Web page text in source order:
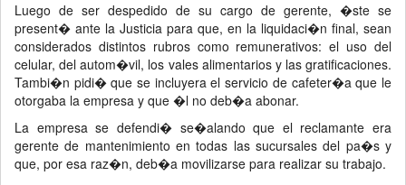
Luego de ser despedido de su cargo de gerente, �ste se
present� ante la Justicia para que, en la liquidaci�n final, sean
considerados distintos rubros como remunerativos: el uso del
celular, del autom�vil, los vales alimentarios y las gratificaciones.
Tambi�n pidi� que se incluyera el servicio de cafeter�a que le
otorgaba la empresa y que �l no deb�a abonar.
La empresa se defendi� se�alando que el reclamante era
gerente de mantenimiento en todas las sucursales del pa�s y
que, por esa raz�n, deb�a movilizarse para realizar su trabajo.